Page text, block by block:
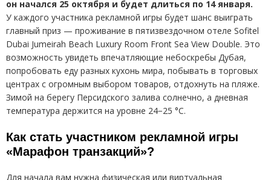
он начался 25 октября и будет длиться по 14 января.
У каждого участника рекламной игры будет шанс выиграть
главный приз — проживание в пятизвездочном отеле Sofitel
Dubai Jumeirah Beach Luxury Room Front Sea View Double. Это
возможность увидеть впечатляющие небоскребы Дубая,
попробовать еду разных кухонь мира, побывать в торговых
центрах с огромным выбором товаров, отдохнуть на пляже.
Зимой на берегу Персидского залива солнечно, а дневная
температура держится на уровне 24−25 °C.
Как стать участником рекламной игры
«Марафон транзакций»?
Для начала вам нужна физическая или виртуальная